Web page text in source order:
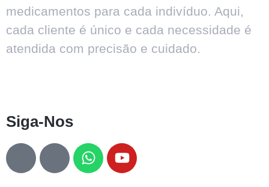
medicamentos para cada indivíduo. Aqui,
cada cliente é único e cada necessidade é
atendida com precisão e cuidado.
Siga-Nos